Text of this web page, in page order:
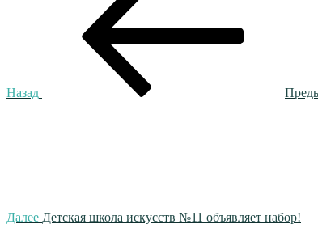
Назад
Далее Детская школа искусств №11 объявляет набор!